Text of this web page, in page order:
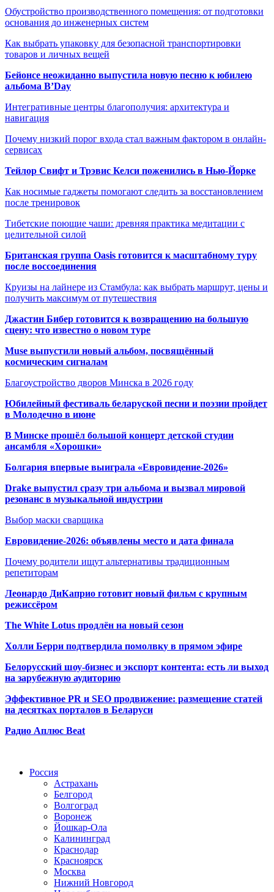
Обустройство производственного помещения: от подготовки
основания до инженерных систем
Как выбрать упаковку для безопасной транспортировки
товаров и личных вещей
Бейонсе неожиданно выпустила новую песню к юбилею
альбома B’Day
Интегративные центры благополучия: архитектура и
навигация
Почему низкий порог входа стал важным фактором в онлайн-
сервисах
Тейлор Свифт и Трэвис Келси поженились в Нью-Йорке
Как носимые гаджеты помогают следить за восстановлением
после тренировок
Тибетские поющие чаши: древняя практика медитации с
целительной силой
Британская группа Oasis готовится к масштабному туру
после воссоединения
Круизы на лайнере из Стамбула: как выбрать маршрут, цены и
получить максимум от путешествия
Джастин Бибер готовится к возвращению на большую
сцену: что известно о новом туре
Muse выпустили новый альбом, посвящённый
космическим сигналам
Благоустройство дворов Минска в 2026 году
Юбилейный фестиваль беларуской песни и поэзии пройдет
в Молодечно в июне
В Минске прошёл большой концерт детской студии
ансамбля «Хорошки»
Болгария впервые выиграла «Евровидение-2026»
Drake выпустил сразу три альбома и вызвал мировой
резонанс в музыкальной индустрии
Выбор маски сварщика
Евровидение-2026: объявлены место и дата финала
Почему родители ищут альтернативы традиционным
репетиторам
Леонардо ДиКаприо готовит новый фильм с крупным
режиссёром
The White Lotus продлён на новый сезон
Холли Берри подтвердила помолвку в прямом эфире
Белорусский шоу-бизнес и экспорт контента: есть ли выход
на зарубежную аудиторию
Эффективное PR и SEO продвижение: размещение статей
на десятках порталов в Беларуси
Радио Аплюс Beat
Россия
Астрахань
Белгород
Волгоград
Воронеж
Йошкар-Ола
Калининград
Краснодар
Красноярск
Москва
Нижний Новгород